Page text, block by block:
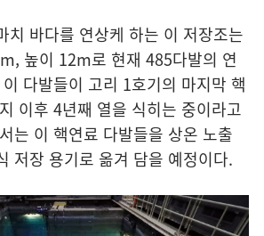
치 바다를 연상케 하는 이 저장조는
높이 12m로 현재 485다발의 연
다발들이 고리 1호기의 마지막 핵
이후 4년째 열을 식히는 중이라고
는 이 핵연료 다발들을 상온 노출
저장 용기로 옮겨 담을 예정이다.